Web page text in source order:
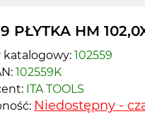
PŁYTKA HM
katalogowy: 102559
102559K
ITA TOOLS
Niedostępny -